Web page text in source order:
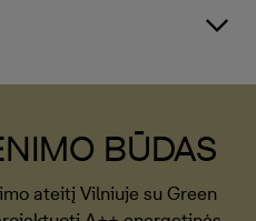
BŪDAS
ateitį Vilniuje su Green